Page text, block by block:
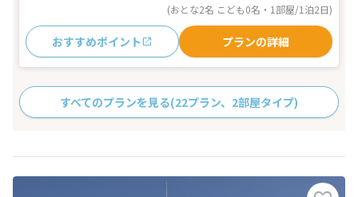
(おとな2名 こども0名・1部屋/1泊2日)
おすすめポイント プランの詳細
すべてのプランを見る(22プラン、2部屋タイプ)